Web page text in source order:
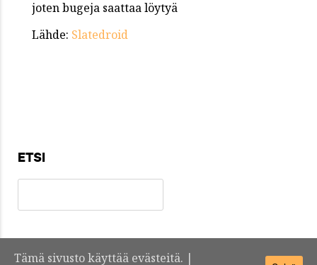
joten bugeja saattaa löytyä
Lähde: Slatedroid
ETSI
Tämä sivusto käyttää evästeitä. |